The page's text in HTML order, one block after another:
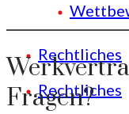
Rechtliches
Rechtliches
Fragen?